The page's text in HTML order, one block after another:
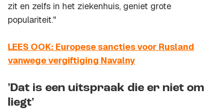
zit en zelfs in het ziekenhuis, geniet grote
populariteit."
LEES OOK: Europese sancties voor Rusland
vanwege vergiftiging Navalny
'Dat is een uitspraak die er niet om
liegt'